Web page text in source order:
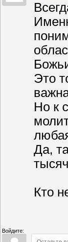
Это
Но к
Да,
Кто
Войдите: